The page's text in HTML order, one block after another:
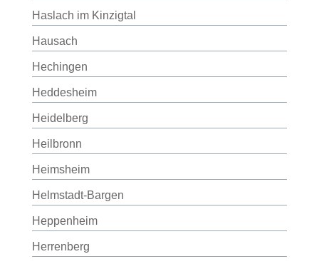
Haslach im Kinzigtal
Hausach
Hechingen
Heddesheim
Heidelberg
Heilbronn
Heimsheim
Helmstadt-Bargen
Heppenheim
Herrenberg